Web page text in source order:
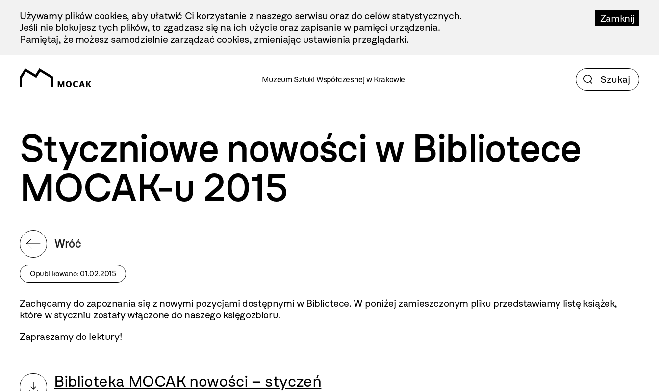
Treści
Zamknij
Używamy plików cookies, aby ułatwić Ci korzystanie z naszego serwisu oraz do celów statystycznych.
Jeśli nie blokujesz tych plików, to zgadzasz się na ich użycie oraz zapisanie w pamięci urządzenia.
Pamiętaj, że możesz samodzielnie zarządzać cookies, zmieniając ustawienia przeglądarki.
Muzeum Sztuki Współczesnej w Krakowie
Styczniowe nowości w Bibliotece
MOCAK-u 2015
Wróć
Opublikowano: 01.02.2015
Zachęcamy do zapoznania się z nowymi pozycjami dostępnymi w Bibliotece. W poniżej zamieszczonym pliku przedstawiamy listę książek,
które w styczniu zostały włączone do naszego księgozbioru.
Zapraszamy do lektury!
Biblioteka MOCAK nowości – styczeń